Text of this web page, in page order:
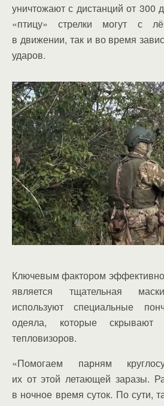
уничтожают с дистанций от 300
«птицу» стрелки могут с
в движении, так и во время
ударов.
Ключевым фактором
является тщательная
используют специальные
одеяла, которые
тепловизоров.
«Помогаем парням
их от этой летающей заразы.
в ночное время суток. По сути,